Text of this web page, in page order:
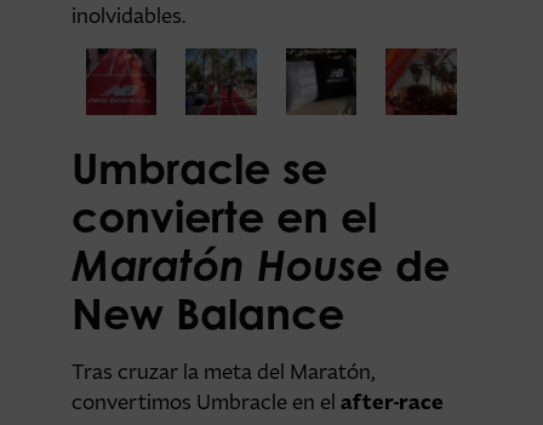
inolvidables.
Umbracle se
convierte en el
Maratón House de
New Balance
Tras cruzar la meta del Maratón,
convertimos Umbracle en el after-race